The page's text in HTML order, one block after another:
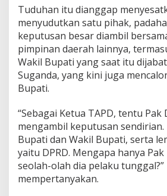
Tuduhan itu dianggap
menyudutkan satu pihak,
keputusan besar diambil
pimpinan daerah lainnya,
Wakil Bupati yang saat itu
Suganda, yang kini juga
Bupati.
“Sebagai Ketua TAPD, tentu Pak
mengambil keputusan sendirian.
Bupati dan Wakil Bupati, serta
yaitu DPRD. Mengapa hanya
seolah-olah dia pelaku
mempertanyakan.